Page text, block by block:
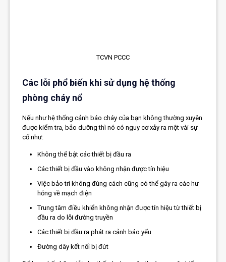
TCVN PCCC
Các lỗi phổ biến khi sử dụng hệ thống
phòng cháy nổ
Nếu như hệ thống cảnh báo cháy của bạn không thường xuyên
được kiểm tra, bảo dưỡng thì nó có nguy cơ xảy ra một vài sự
cố như:
Không thể bật các thiết bị đầu ra
Các thiết bị đầu vào không nhận được tín hiệu
Việc bảo trì không đúng cách cũng có thể gây ra các hư
hỏng về mạch điện
Trung tâm điều khiển không nhận được tín hiệu từ thiết bị
đầu ra do lỗi đường truyền
Các thiết bị đầu ra phát ra cảnh báo yếu
Đường dây kết nối bị đứt